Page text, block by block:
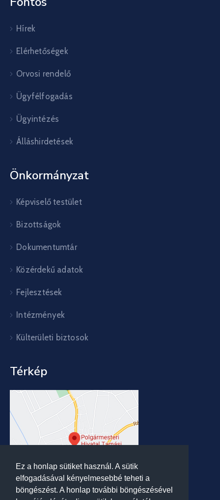
Ez a honlap sütiket használ. A sütik
elfogadásával kényelmesebbé teheti a
böngészést. A honlap további böngészésével
Hírek
Elérhetőségek
Orvosi rendelő
Ügyfélfogadás
Ügyintézés
Álláshirdetések
Önkormányzat
Képviselő testület
Bizottságok
Dokumentumtár
Közérdekű adatok
Fejlesztések
Intézmények
Külterületi biztosok
Térkép